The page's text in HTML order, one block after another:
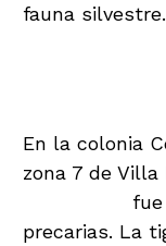
fauna silvestre.
En la colonia
zona 7 de Villa
fue
precarias. La